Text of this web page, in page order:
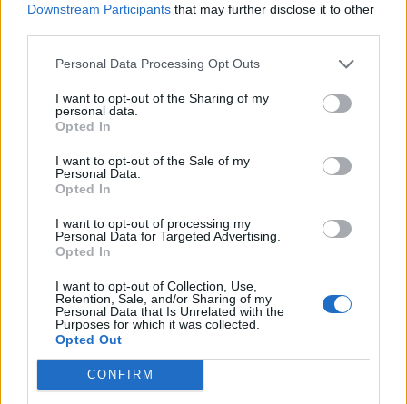
Downstream Participants that may further disclose it to other
Personal Data Processing Opt Outs
I want to opt-out of the Sharing of my
personal data.
Opted In
I want to opt-out of the Sale of my
Personal Data.
Opted In
I want to opt-out of processing my
Personal Data for Targeted Advertising.
Opted In
I want to opt-out of Collection, Use,
Retention, Sale, and/or Sharing of my
Personal Data that Is Unrelated with the
Purposes for which it was collected.
Opted Out
CONFIRM
Véget érhet a pofátlanul olcsó kínai termékek
kora? Kiderült, mire számíthat, aki a jövőben
Temu-ról, Shein-ről, Aliexpress-ről rendelne
ruhát
Az elmúlt hetekben több olyan esemény is történt, amely
aggodalmat kelthet a fogyasztókban: kiújultak a közel-
keleti feszültségek, miközben az Európai Unió új
vámokról is döntött.